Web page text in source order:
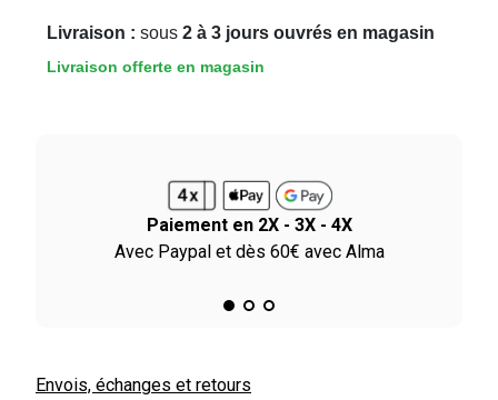
Livraison : sous 2 à 3 jours ouvrés en magasin
Livraison offerte en magasin
Paiement en 2X - 3X - 4X
Avec Paypal et dès 60€ avec Alma
Envois, échanges et retours